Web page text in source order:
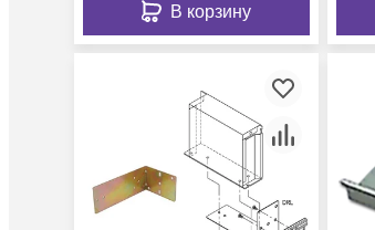
В корзину